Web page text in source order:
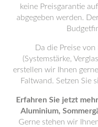
keine Preisgarantie
abgegeben werden.
Da die Preise
(Systemstärke,
erstellen wir Ihnen
Faltwand. Setzen Sie
Erfahren Sie jetzt
Aluminium,
Gerne stehen wir